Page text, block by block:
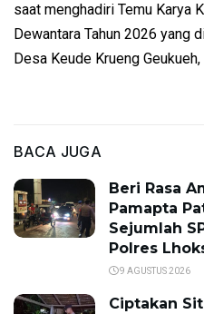
saat menghadiri Temu Karya
Dewantara Tahun 2026 yang
Desa Keude Krueng
BACA JUGA
Beri Rasa
Pamapta
Sejumlah
Polres
9 AGUSTUS 2026
Ciptakan